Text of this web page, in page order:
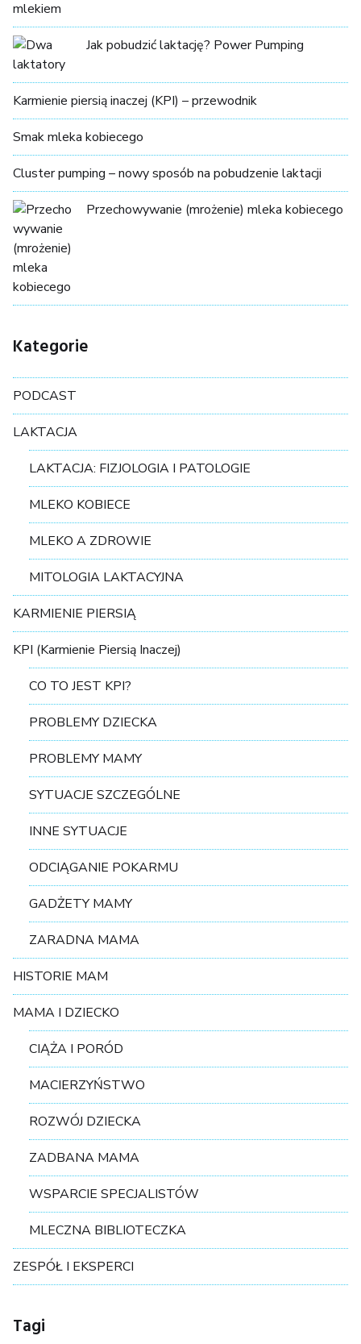
Jak pobudzić laktację? Power Pumping
Karmienie piersią inaczej (KPI) – przewodnik
Smak mleka kobiecego
Cluster pumping – nowy sposób na pobudzenie laktacji
Przechowywanie (mrożenie) mleka kobiecego
Kategorie
PODCAST
LAKTACJA
LAKTACJA: FIZJOLOGIA I PATOLOGIE
MLEKO KOBIECE
MLEKO A ZDROWIE
MITOLOGIA LAKTACYJNA
KARMIENIE PIERSIĄ
KPI (Karmienie Piersią Inaczej)
CO TO JEST KPI?
PROBLEMY DZIECKA
PROBLEMY MAMY
SYTUACJE SZCZEGÓLNE
INNE SYTUACJE
ODCIĄGANIE POKARMU
GADŻETY MAMY
ZARADNA MAMA
HISTORIE MAM
MAMA I DZIECKO
CIĄŻA I PORÓD
MACIERZYŃSTWO
ROZWÓJ DZIECKA
ZADBANA MAMA
WSPARCIE SPECJALISTÓW
MLECZNA BIBLIOTECZKA
ZESPÓŁ I EKSPERCI
Tagi